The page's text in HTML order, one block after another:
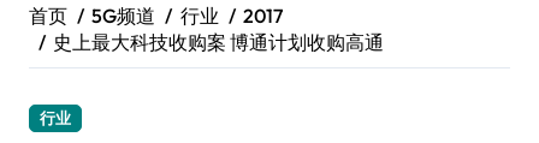
首页 5G频道 行业
2017
史上最大科技收购案 博通计划收购高通
行业